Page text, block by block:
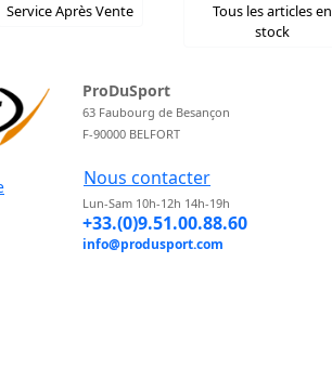
Service Après Vente
Tous les articles en
stock
ProDuSport
63 Faubourg de Besançon
F-90000 BELFORT
Nous contacter
Lun-Sam 10h-12h 14h-19h
+33.(0)9.51.00.88.60
info@produsport.com